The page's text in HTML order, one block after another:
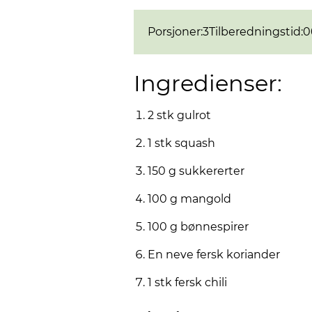
Porsjoner:3Tilberedningstid:
Ingredienser:
2 stk gulrot
1 stk squash
150 g sukkererter
100 g mangold
100 g bønnespirer
En neve fersk koriander
1 stk fersk chili